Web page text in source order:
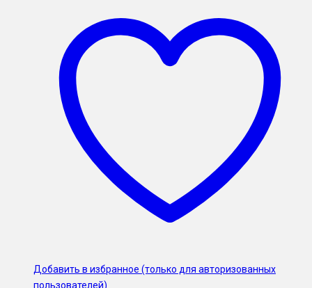
Добавить в избранное (только для авторизованных
пользователей)